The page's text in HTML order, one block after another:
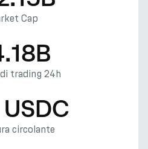
Cap
trading 24h
circolante